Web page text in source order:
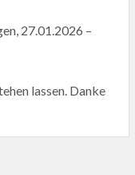
27.01.2026 –
lassen. Danke